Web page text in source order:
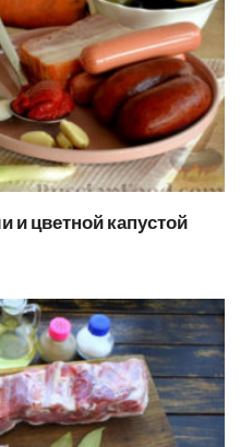
и цветной капустой